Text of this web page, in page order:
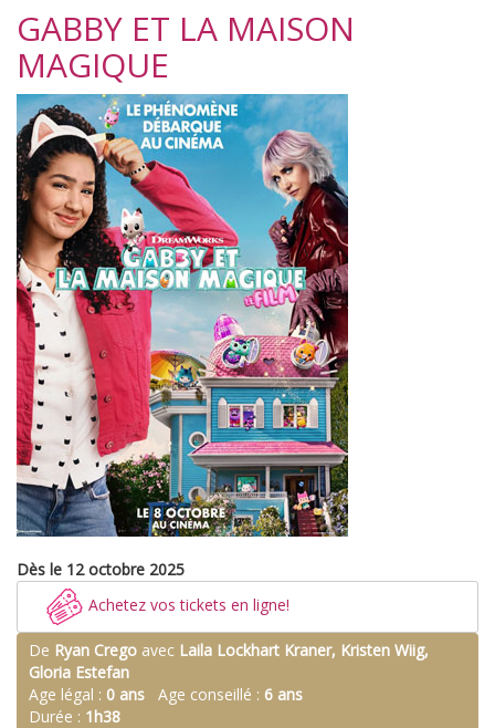
GABBY ET LA MAISON
MAGIQUE
Dès le 12 octobre 2025
Achetez vos tickets en ligne!
De Ryan Crego avec Laila Lockhart Kraner, Kristen Wiig,
Gloria Estefan
Age légal : 0 ans Age conseillé : 6 ans
Durée : 1h38